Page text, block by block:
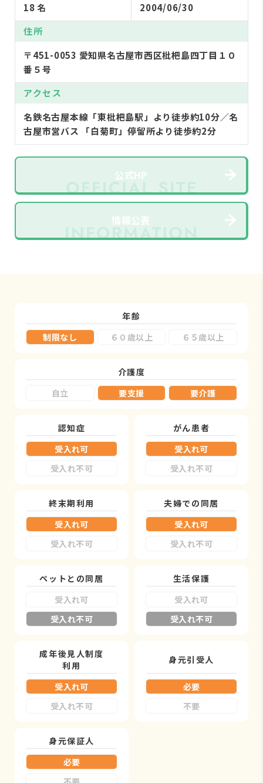
18 名
2004/06/30
住所
〒451-0053 愛知県名古屋市西区枇杷島四丁目１０
番５号
アクセス
名鉄名古屋本線「東枇杷島駅」より徒歩約10分／名
古屋市営バス 「白菊町」停留所より徒歩約2分
公式HP
情報公表
年齢
制限なし
６０歳以上 ６５歳以上
介護度
自立
要支援 要介護
認知症
受入れ可
受入れ不可
がん患者
受入れ可
受入れ不可
終末期利用
受入れ可
受入れ不可
夫婦での同居
受入れ可
受入れ不可
ペットとの同居
受入れ可
受入れ不可
生活保護
受入れ可
受入れ不可
成年後見人制度
利用
受入れ可
受入れ不可
身元引受人
必要
不要
身元保証人
必要